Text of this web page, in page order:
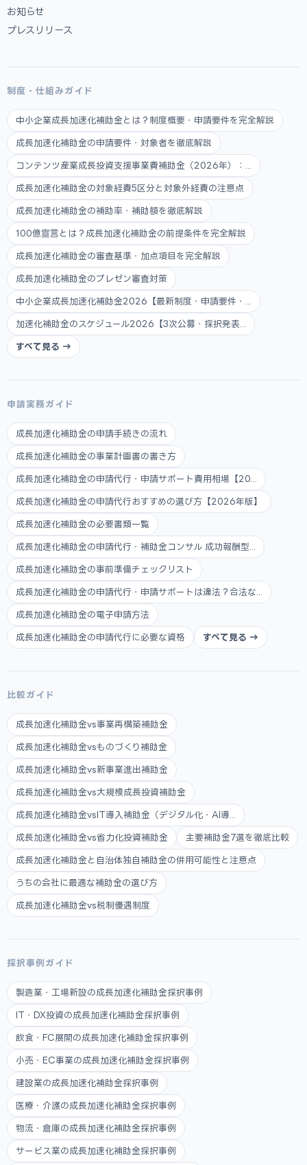
お知らせ
プレスリリース
制度・仕組みガイド
中小企業成長加速化補助金とは？制度概要・申請要件を完全解説
成長加速化補助金の申請要件・対象者を徹底解説
コンテンツ産業成長投資支援事業費補助金（2026年）：...
成長加速化補助金の対象経費5区分と対象外経費の注意点
成長加速化補助金の補助率・補助額を徹底解説
100億宣言とは？成長加速化補助金の前提条件を完全解説
成長加速化補助金の審査基準・加点項目を完全解説
成長加速化補助金のプレゼン審査対策
中小企業成長加速化補助金2026【最新制度・申請要件・...
加速化補助金のスケジュール2026【3次公募・採択発表...
すべて見る →
申請実務ガイド
成長加速化補助金の申請手続きの流れ
成長加速化補助金の事業計画書の書き方
成長加速化補助金の申請代行・申請サポート費用相場【20...
成長加速化補助金の申請代行おすすめの選び方【2026年版】
成長加速化補助金の必要書類一覧
成長加速化補助金の申請代行・補助金コンサル 成功報酬型...
成長加速化補助金の事前準備チェックリスト
成長加速化補助金の申請代行・申請サポートは違法？合法な...
成長加速化補助金の電子申請方法
成長加速化補助金の申請代行に必要な資格 すべて見る →
比較ガイド
成長加速化補助金vs事業再構築補助金
成長加速化補助金vsものづくり補助金
成長加速化補助金vs新事業進出補助金
成長加速化補助金vs大規模成長投資補助金
成長加速化補助金vsIT導入補助金（デジタル化・AI導...
成長加速化補助金vs省力化投資補助金 主要補助金7選を徹底比較
成長加速化補助金と自治体独自補助金の併用可能性と注意点
うちの会社に最適な補助金の選び方
成長加速化補助金vs税制優遇制度
採択事例ガイド
製造業・工場新設の成長加速化補助金採択事例
IT・DX投資の成長加速化補助金採択事例
飲食・FC展開の成長加速化補助金採択事例
小売・EC事業の成長加速化補助金採択事例
建設業の成長加速化補助金採択事例
医療・介護の成長加速化補助金採択事例
物流・倉庫の成長加速化補助金採択事例
サービス業の成長加速化補助金採択事例